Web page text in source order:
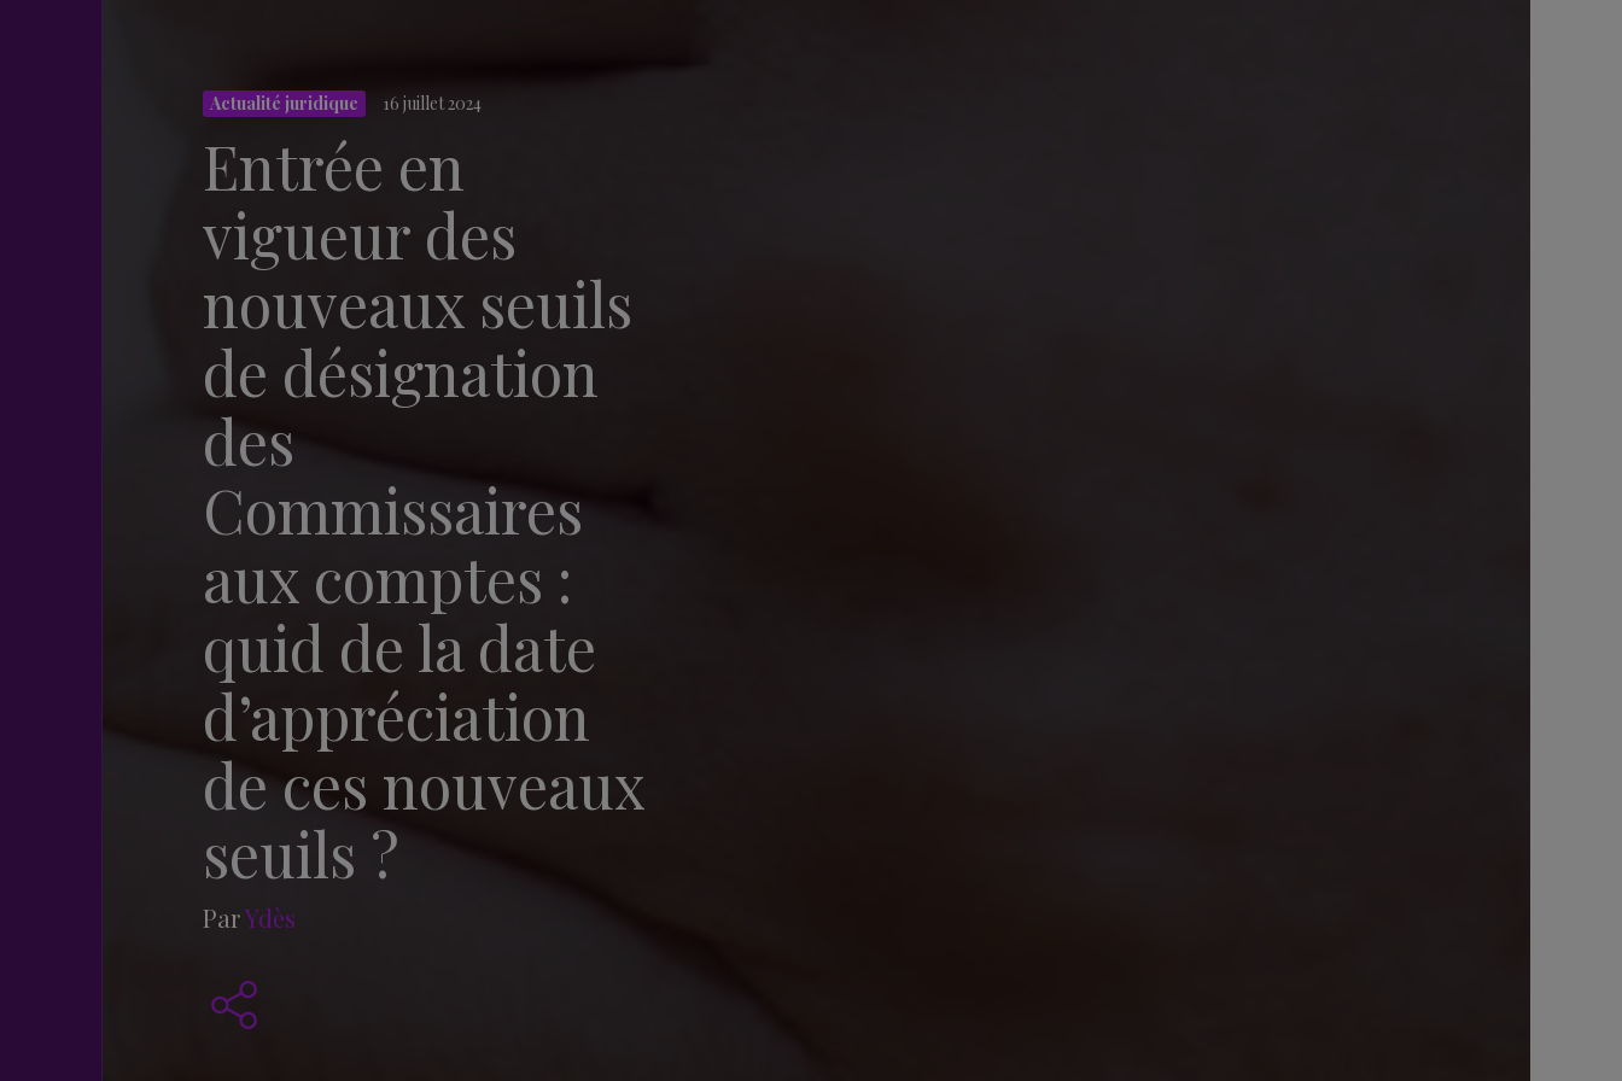
Actualité juridique 16 juillet 2024
Entrée en
vigueur des
nouveaux seuils
de désignation
des
Commissaires
aux comptes :
quid de la date
d’appréciation
de ces nouveaux
seuils ?
ParYdès